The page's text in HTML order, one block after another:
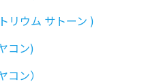
リウム サトーン )
コン)
ン）